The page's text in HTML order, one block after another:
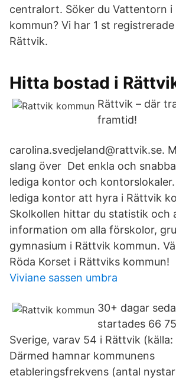
centralort. Söker du Vattentorn i
kommun? Vi har 1 st
Rättvik.
Hitta bostad i
Rättvik – där
framtid!
carolina.svedjeland@rattvik.se.
slang över Det enkla och
lediga kontor och
lediga kontor att hyra i Rättvik
Skolkollen hittar du statistik och
information om alla förskolor,
gymnasium i Rättvik kommun.
Röda Korset i Rättviks kommun!
Viviane sassen umbra
30+ dagar
startades 66
Sverige, varav 54 i Rättvik
Därmed hamnar kommunens
etableringsfrekvens (antal